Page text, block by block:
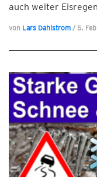
auch weiter
von Lars Dahlstrom / 5.